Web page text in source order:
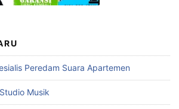
Peredam Suara Apartemen
Musik